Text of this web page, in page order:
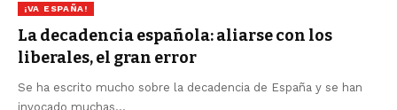
¡VA ESPAÑA!
La decadencia española: aliarse con los
liberales, el gran error
Se ha escrito mucho sobre la decadencia de España y se han
invocado muchas…